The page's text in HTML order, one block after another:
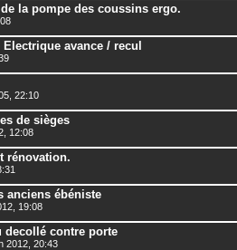
la pompe des coussins ergo.
avance / recul
22:10
de sièges
12:08
rénovation.
anciens ébéniste
19:08
decollé contre porte
2012, 20:43